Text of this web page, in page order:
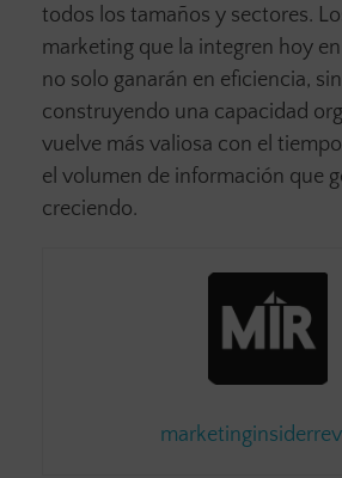
todos los tamaños y sectores.
marketing que la integren hoy
no solo ganarán en eficiencia,
construyendo una capacidad
vuelve más valiosa con el
el volumen de información que
creciendo.